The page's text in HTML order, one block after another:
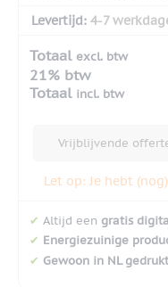
Levertijd: 4-7
Totaal excl. btw
21% btw
Totaal incl. btw
Vrijblijvende
Let op: Je hebt
✔ Altijd een gratis
✔ Energiezuinige
✔ Gewoon in NL gedrukt